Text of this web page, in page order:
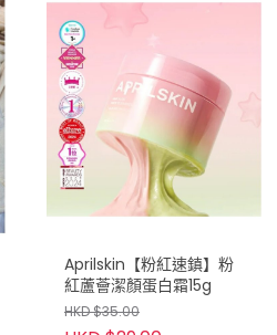
Aprilskin【粉紅速鎮】粉
紅蘆薈潔顏蛋白霜15g
HKD $35.00